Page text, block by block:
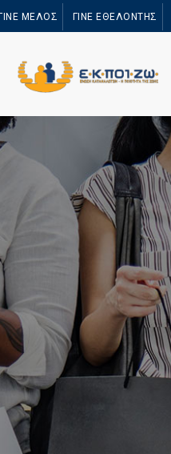
προς το
ΜΕΛΟΣ ΓΙΝΕ ΕΘΕΛΟΝΤΗΣ